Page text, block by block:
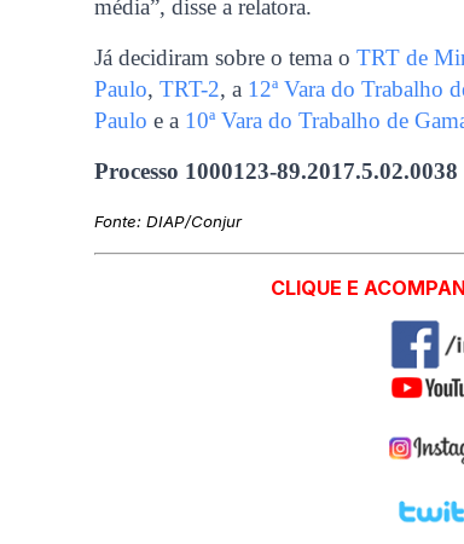
média”, disse a relatora.
Já decidiram sobre o tema oTRT de
Paulo,TRT-2, a 12ª Vara do Trabalho
Paulo e a 10ª Vara do Trabalho de
Processo 1000123-89.2017.5.02.0038
Fonte:DIAP/Conjur
CLIQUE E